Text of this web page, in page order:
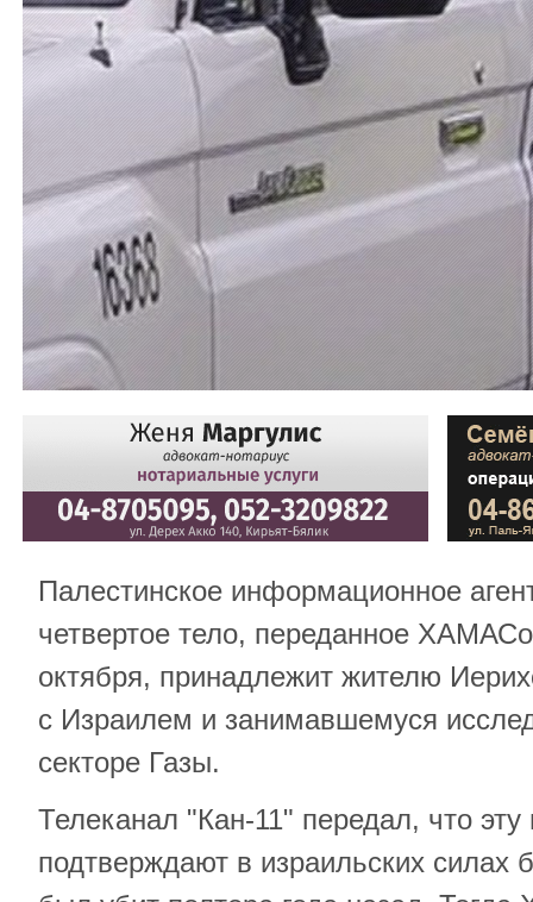
Палестинское информационное
четвертое тело, переданное
октября, принадлежит жителю
с Израилем и занимавшемуся
секторе Газы.
Телеканал "Кан-11" передал, что
подтверждают в израильских силах